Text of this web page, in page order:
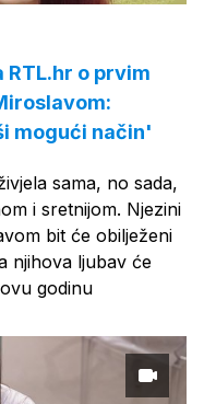
RTL.hr o prvim
mogući način'
sama, no sada,
i sretnijom. Njezini
bit će obilježeni
njihova ljubav će
godinu